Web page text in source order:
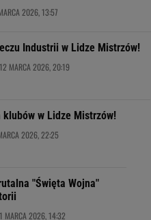
2026, 13:57
Industrii w Lidze Mistrzów!
12 MARCA 2026, 20:19
w Lidze Mistrzów!
2026, 22:25
"Święta Wojna"
1 MARCA 2026, 14:32